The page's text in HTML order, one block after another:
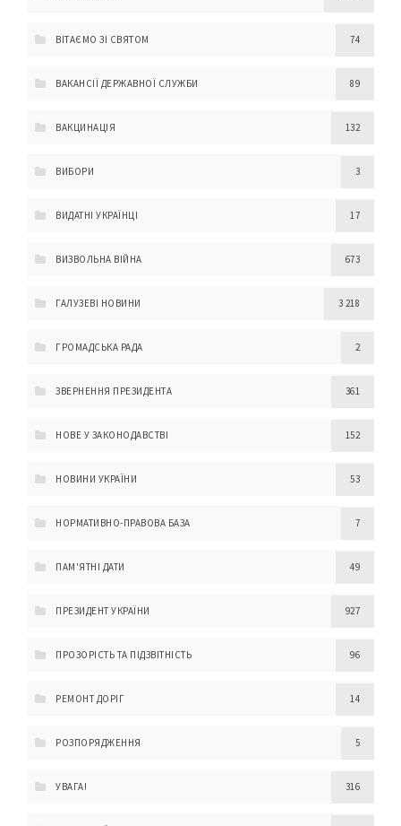
ВІТАЄМО ЗІ СВЯТОМ 74
ВАКАНСІЇ ДЕРЖАВНОЇ СЛУЖБИ 89
ВАКЦИНАЦІЯ 132
ВИБОРИ 3
ВИДАТНІ УКРАЇНЦІ 17
ВИЗВОЛЬНА ВІЙНА 673
ГАЛУЗЕВІ НОВИНИ 3 218
ГРОМАДСЬКА РАДА 2
ЗВЕРНЕННЯ ПРЕЗИДЕНТА 361
НОВЕ У ЗАКОНОДАВСТВІ 152
НОВИНИ УКРАЇНИ 53
НОРМАТИВНО-ПРАВОВА БАЗА 7
ПАМ'ЯТНІ ДАТИ 49
ПРЕЗИДЕНТ УКРАЇНИ 927
ПРОЗОРІСТЬ ТА ПІДЗВІТНІСТЬ 96
РЕМОНТ ДОРІГ 14
РОЗПОРЯДЖЕННЯ 5
УВАГА! 316